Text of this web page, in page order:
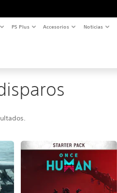
PS Plus Accesorios Noticias